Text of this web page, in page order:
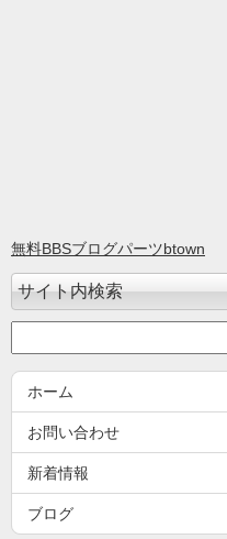
無料BBSブログパーツbtown
サイト内検索
ホーム
お問い合わせ
新着情報
ブログ